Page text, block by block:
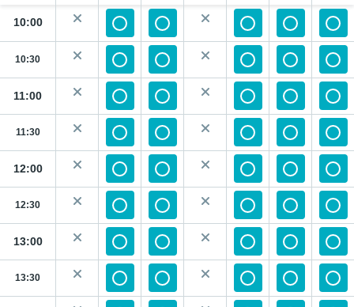
10:00
10:30
11:00
11:30
12:00
12:30
13:00
13:30